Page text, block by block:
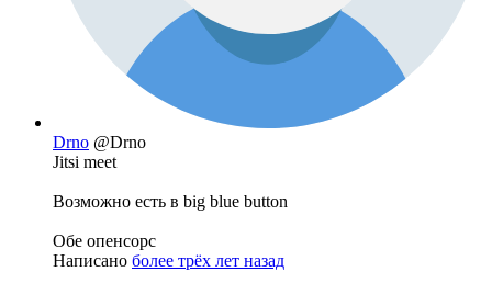
Drno @Drno
Jitsi meet
Возможно есть в big blue button
Обе опенсорс
Написано более трёх лет назад